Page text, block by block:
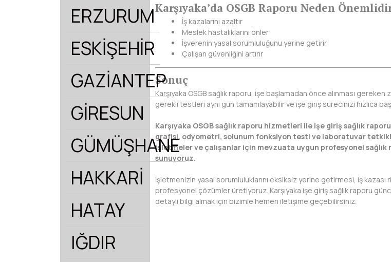
ERZURUM
ESKİŞEHİR
GAZİANTEP
GİRESUN
GÜMÜŞHANE
HAKKARİ
HATAY
IĞDIR
Karşıyaka’da OSGB Raporu Neden
İş kazalarını azaltır
Meslek hastalıklarını önler
İşverenin yasal sorumluluğunu yerine getirir
Çalışan güvenliğini artırır
Sonuç
Karşıyaka OSGB sağlık raporu, işe başlamadan önce alınması
gerekli testleri aynı gün tamamlayabilir ve işe giriş sürecinizi hızlıca
Karşıyaka OSGB sağlık raporu hizmetleri ile işe giriş sağlık
grafisi, odyometri, solunum fonksiyon testi ve laboratuvar
işletmeler ve çalışanlar için mevzuata uygun profesyonel sağlık
sunuyoruz.
İşletmenizin yasal sorumluluklarını eksiksiz yerine getirmesi, iş kazası
profesyonel çözümler üretiyoruz. Karşıyaka işe giriş sağlık raporu
detaylı bilgi almak için bizimle hemen iletişime geçebilirsiniz.